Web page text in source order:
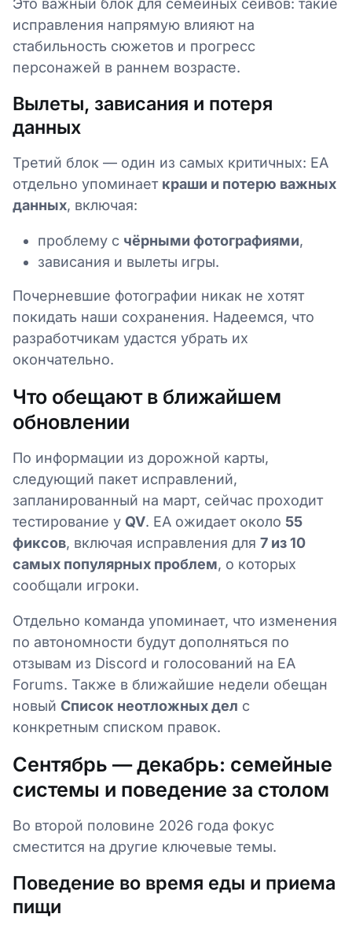
Это важный блок для семейных сейвов: такие
исправления напрямую влияют на
стабильность сюжетов и прогресс
персонажей в раннем возрасте.
Вылеты, зависания и потеря
данных
Третий блок — один из самых критичных: EA
отдельно упоминает краши и потерю важных
данных, включая:
проблему с чёрными фотографиями,
зависания и вылеты игры.
Почерневшие фотографии никак не хотят
покидать наши сохранения. Надеемся, что
разработчикам удастся убрать их
окончательно.
Что обещают в ближайшем
обновлении
По информации из дорожной карты,
следующий пакет исправлений,
запланированный на март, сейчас проходит
тестирование у QV. EA ожидает около 55
фиксов, включая исправления для 7 из 10
самых популярных проблем, о которых
сообщали игроки.
Отдельно команда упоминает, что изменения
по автономности будут дополняться по
отзывам из Discord и голосований на EA
Forums. Также в ближайшие недели обещан
новый Список неотложных дел с
конкретным списком правок.
Сентябрь — декабрь: семейные
системы и поведение за столом
Во второй половине 2026 года фокус
сместится на другие ключевые темы.
Поведение во время еды и приема
пищи